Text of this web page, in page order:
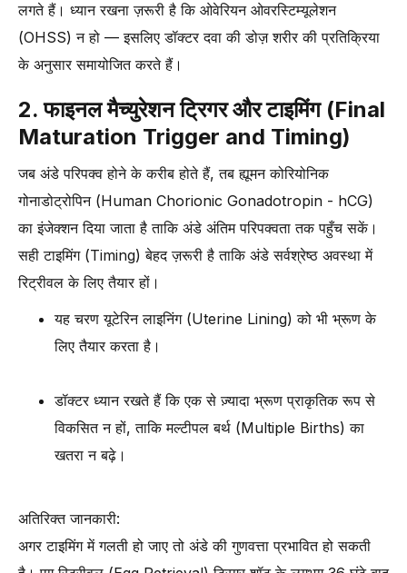
लगते हैं। ध्यान रखना ज़रूरी है कि ओवेरियन ओवरस्टिम्यूलेशन
(OHSS) न हो — इसलिए डॉक्टर दवा की डोज़ शरीर की प्रतिक्रिया
के अनुसार समायोजित करते हैं।
2. फाइनल मैच्युरेशन ट्रिगर और टाइमिंग (Final
Maturation Trigger and Timing)
जब अंडे परिपक्व होने के करीब होते हैं, तब ह्यूमन कोरियोनिक
गोनाडोट्रोपिन (Human Chorionic Gonadotropin - hCG)
का इंजेक्शन दिया जाता है ताकि अंडे अंतिम परिपक्वता तक पहुँच सकें।
सही टाइमिंग (Timing) बेहद ज़रूरी है ताकि अंडे सर्वश्रेष्ठ अवस्था में
रिट्रीवल के लिए तैयार हों।
यह चरण यूटेरिन लाइनिंग (Uterine Lining) को भी भ्रूण के
लिए तैयार करता है।
डॉक्टर ध्यान रखते हैं कि एक से ज़्यादा भ्रूण प्राकृतिक रूप से
विकसित न हों, ताकि मल्टीपल बर्थ (Multiple Births) का
खतरा न बढ़े।
अतिरिक्त जानकारी:
अगर टाइमिंग में गलती हो जाए तो अंडे की गुणवत्ता प्रभावित हो सकती